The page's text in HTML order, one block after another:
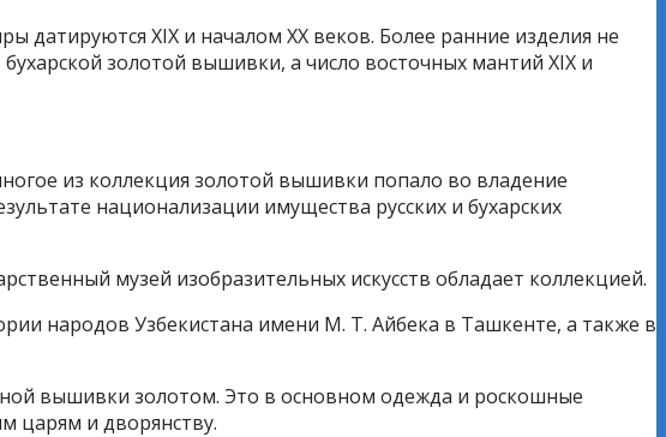
датируются XIX и началом XX веков. Более ранние изделия не
золотой вышивки, а число восточных мантий XIX и
из коллекция золотой вышивки попало во владение
национализации имущества русских и бухарских
музей изобразительных искусств обладает коллекцией.
народов Узбекистана имени М. Т. Айбека в Ташкенте, а также в
вышивки золотом. Это в основном одежда и роскошные
царям и дворянству.